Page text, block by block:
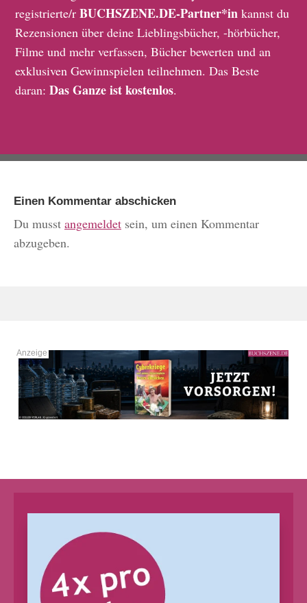
registrierte/rBUCHSZENE.DE-Partner*in kannst du
Rezensionen über deine Lieblingsbücher, -hörbücher,
Filme und mehr verfassen, Bücher bewerten und an
exklusiven Gewinnspielen teilnehmen. Das Beste
daran:Das Ganze ist kostenlos.
Einen Kommentar abschicken
Du musst angemeldet sein, um einen Kommentar
abzugeben.